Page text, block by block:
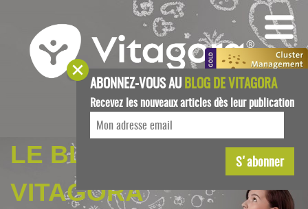
LE BLOG DE
VITAGORA
ABONNEZ-VOUS AUBLOG DE VITAGORA
Recevez les nouveaux articles dès leur publication